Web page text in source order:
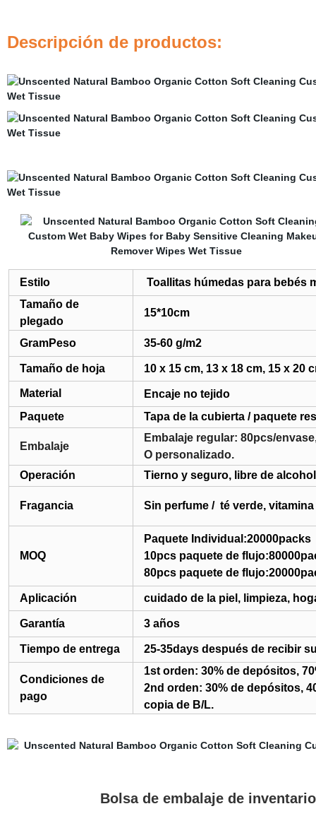
Descripción de productos:
Estilo
Toallitas húmedas para bebés
Tamaño de
plegado
15*10cm
GramPeso 35-60 g/m2
Tamaño de hoja 10 x 15 cm, 13 x 18 cm, 15 x 20
Material
Encaje no tejido
Paquete
Tapa de la cubierta / paquete
Embalaje
Embalaje regular: 80pcs/
O personalizado.
Operación
Tierno y seguro, libre de alcohol
Fragancia Sin perfume / té verde,
MOQ
Paquete Individual:20000packs
10pcs paquete de
80pcs paquete de
Aplicación cuidado de la piel, limpieza,
Garantía 3 años
Tiempo de entrega 25-35days después de recibir
Condiciones de
pago
1st orden: 30% de depósitos,
2nd orden: 30% de depósitos,
copia de B/L.
Bolsa de embalaje de